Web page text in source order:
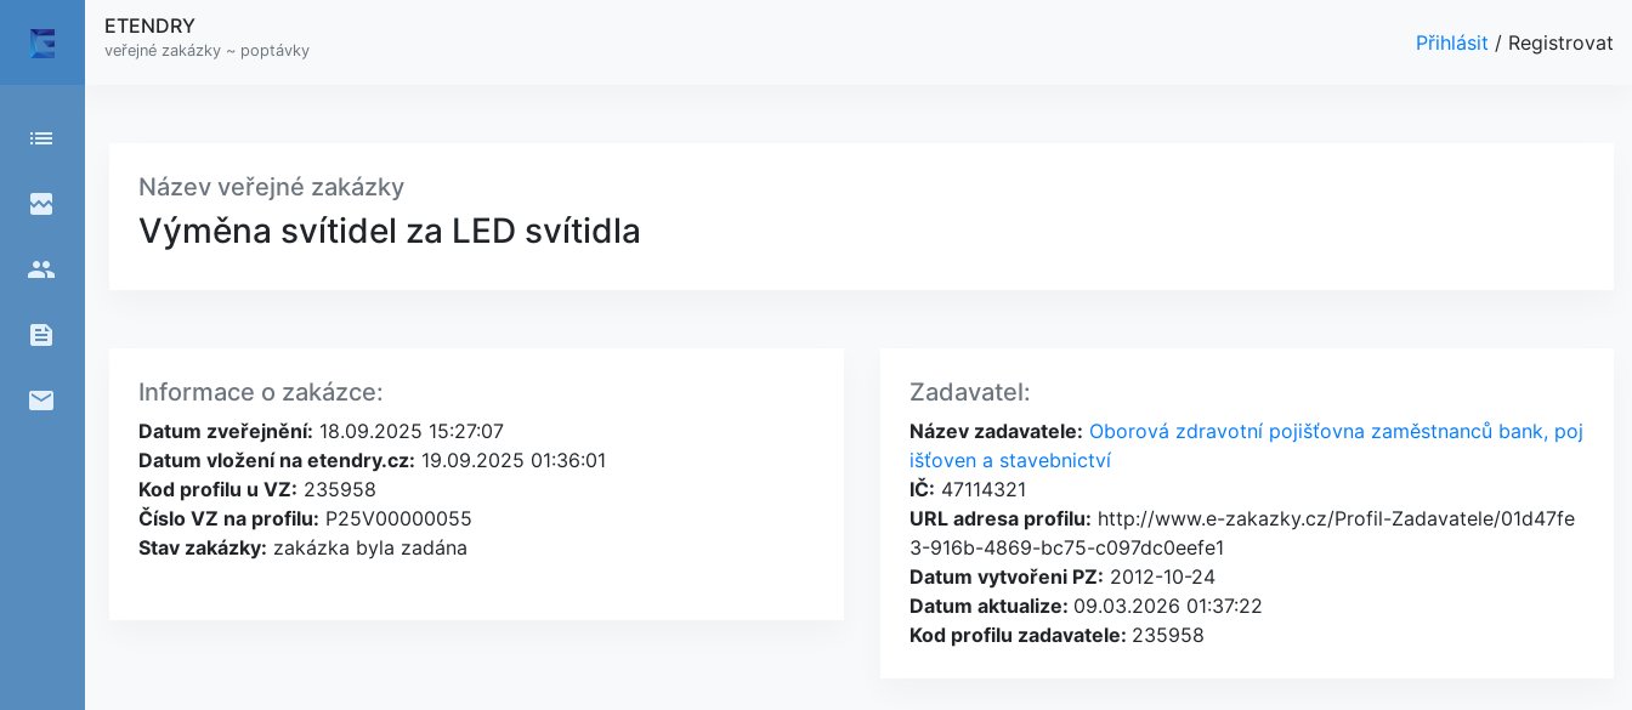
list
broken_image
people
feed
email
ETENDRY
veřejné zakázky ~ poptávky Přihlásit / Registrovat
Název veřejné zakázky
Výměna svítidel za LED svítidla
Informace o zakázce:
Datum zveřejnění: 18.09.2025 15:27:07
Datum vložení na etendry.cz: 19.09.2025 01:36:01
Kod profilu u VZ: 235958
Číslo VZ na profilu: P25V00000055
Stav zakázky: zakázka byla zadána
Zadavatel:
Název zadavatele: Oborová zdravotní pojišťovna zaměstnanců bank, poj
išťoven a stavebnictví
IČ: 47114321
URL adresa profilu: http://www.e-zakazky.cz/Profil-Zadavatele/01d47fe
3-916b-4869-bc75-c097dc0eefe1
Datum vytvořeni PZ: 2012-10-24
Datum aktualize: 09.03.2026 01:37:22
Kod profilu zadavatele: 235958